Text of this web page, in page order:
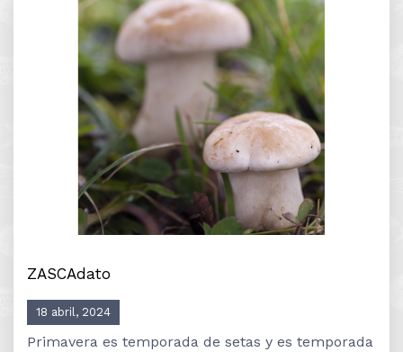
ZASCAdato
18 abril, 2024
Primavera es temporada de setas y es temporada